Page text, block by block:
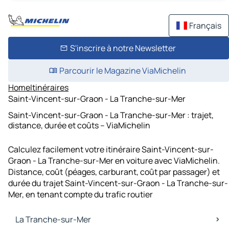
Français
S'inscrire à notre Newsletter
Parcourir le Magazine ViaMichelin
HomeItinéraires
Saint-Vincent-sur-Graon - La Tranche-sur-Mer
Saint-Vincent-sur-Graon - La Tranche-sur-Mer : trajet,
distance, durée et coûts – ViaMichelin
Calculez facilement votre itinéraire Saint-Vincent-sur-
Graon - La Tranche-sur-Mer en voiture avec ViaMichelin.
Distance, coût (péages, carburant, coût par passager) et
durée du trajet Saint-Vincent-sur-Graon - La Tranche-sur-
Mer, en tenant compte du trafic routier
La Tranche-sur-Mer